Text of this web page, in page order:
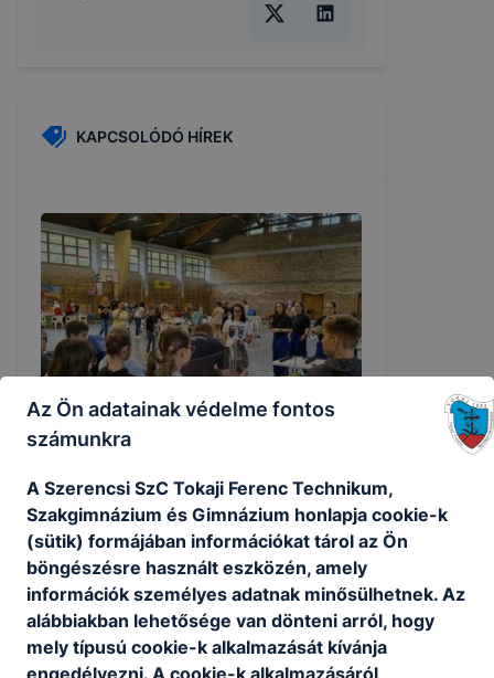
KAPCSOLÓDÓ HÍREK
„Mesterségek játszótere” – avagy a
TFG-s gyereknap a legkisebbeknek😊
2026. júl. 13.
Az Ön adatainak védelme fontos
számunkra
A Szerencsi SzC Tokaji Ferenc Technikum,
Szakgimnázium és Gimnázium honlapja cookie-k
(sütik) formájában információkat tárol az Ön
böngészésre használt eszközén, amely
információk személyes adatnak minősülhetnek. Az
alábbiakban lehetősége van dönteni arról, hogy
mely típusú cookie-k alkalmazását kívánja
engedélyezni. A cookie-k alkalmazásáról